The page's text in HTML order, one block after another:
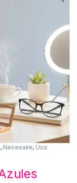
, Necesaire, Uso